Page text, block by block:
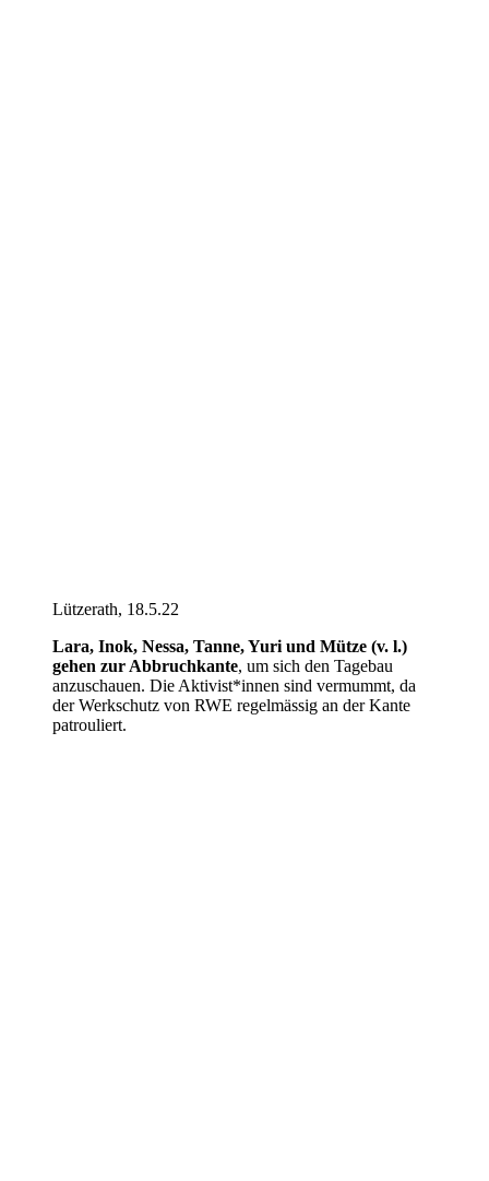
Lützerath, 18.5.22
Lara, Inok, Nessa, Tanne, Yuri und Mütze (v. l.)
gehen zur Abbruchkante, um sich den Tagebau
anzuschauen. Die Aktivist*innen sind vermummt, da
der Werkschutz von RWE regelmässig an der Kante
patrouliert.